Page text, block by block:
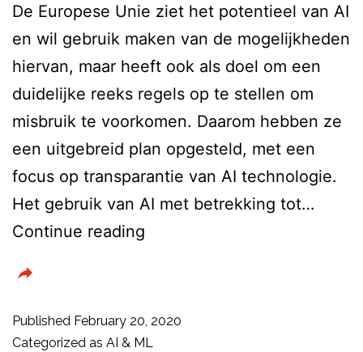
De Europese Unie ziet het potentieel van AI
en wil gebruik maken van de mogelijkheden
hiervan, maar heeft ook als doel om een
duidelijke reeks regels op te stellen om
misbruik te voorkomen. Daarom hebben ze
een uitgebreid plan opgesteld, met een
focus op transparantie van AI technologie.
Het gebruik van AI met betrekking tot…
Continue reading
meer
transparantie
Published February 20, 2020
Categorized as AI & ML